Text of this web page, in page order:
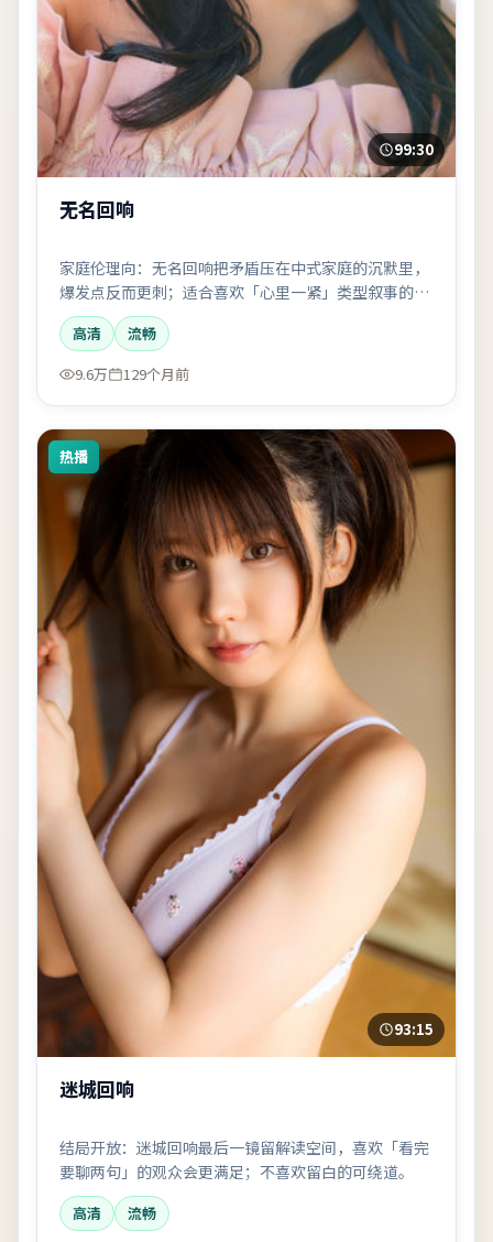
99:30
无名回响
家庭伦理向：无名回响把矛盾压在中式家庭的沉默里，
爆发点反而更刺；适合喜欢「心里一紧」类型叙事的观
众。
高清
流畅
9.6万
129个月前
热播
93:15
迷城回响
结局开放：迷城回响最后一镜留解读空间，喜欢「看完
要聊两句」的观众会更满足；不喜欢留白的可绕道。
高清
流畅